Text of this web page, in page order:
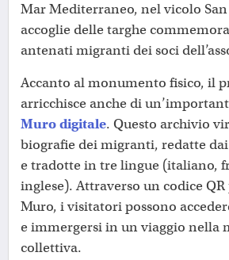
Mar Mediterraneo, nel vicolo
accoglie delle targhe
antenati migranti dei soci
Accanto al monumento fisico, il
arricchisce anche di
Muro digitale. Questo archivio
biografie dei migranti, redatte
e tradotte in tre lingue (italiano,
inglese). Attraverso un codice
Muro, i visitatori possono
e immergersi in un viaggio nella
collettiva.